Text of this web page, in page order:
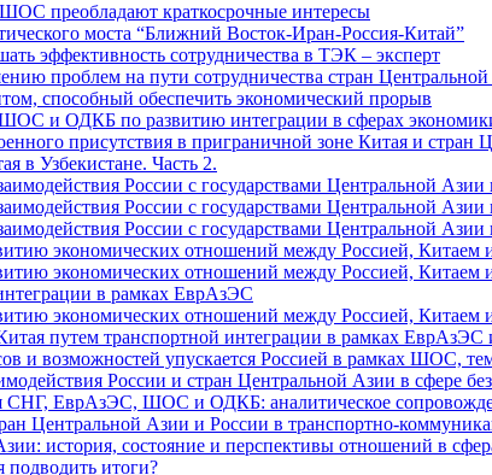
преобладают краткосрочные интересы
моста “Ближний Восток-Иран-Россия-Китай”
эффективность сотрудничества в ТЭК – эксперт
проблем на пути сотрудничества стран
способный обеспечить экономический прорыв
и ОДКБ по развитию интеграции в сферах
присутствия в приграничной зоне Китая и
в Узбекистане. Часть 2.
России с государствами Центральной Азии
России с государствами Центральной Азии
России с государствами Центральной Азии
экономических отношений между Россией, Китаем
экономических отношений между Россией,
в рамках ЕврАзЭС
экономических отношений между Россией,
путем транспортной интеграции в рамках
и возможностей упускается Россией в рамках ШОС,
России и стран Центральной Азии в сфере
СНГ, ЕврАзЭС, ШОС и ОДКБ: аналитическое
Центральной Азии и России в транспортно-
история, состояние и перспективы отношений в
итоги?